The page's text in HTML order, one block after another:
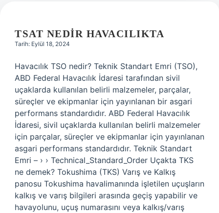
TSAT NEDIR HAVACILIKTA
Tarih: Eylül 18, 2024
Havacılık TSO nedir? Teknik Standart Emri (TSO),
ABD Federal Havacılık İdaresi tarafından sivil
uçaklarda kullanılan belirli malzemeler, parçalar,
süreçler ve ekipmanlar için yayınlanan bir asgari
performans standardıdır. ABD Federal Havacılık
İdaresi, sivil uçaklarda kullanılan belirli malzemeler
için parçalar, süreçler ve ekipmanlar için yayınlanan
asgari performans standardıdır. Teknik Standart
Emri – › › Technical_Standard_Order Uçakta TKS
ne demek? Tokushima (TKS) Varış ve Kalkış
panosu Tokushima havalimanında işletilen uçuşların
kalkış ve varış bilgileri arasında geçiş yapabilir ve
havayolunu, uçuş numarasını veya kalkış/varış